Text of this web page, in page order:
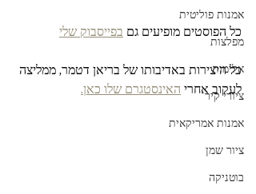
אמנות פוליטית
מפלצות
אלימות
ציורי קיר
אמנות אמריקאית
ציור שמן
בוטניקה
כל הפוסטים מופיעים גם בפייסבוק שלי
כל היצירות באדיבותו של בריאן דטמר, ממליצה
לעקוב אחרי האינסטגרם שלו כאן.